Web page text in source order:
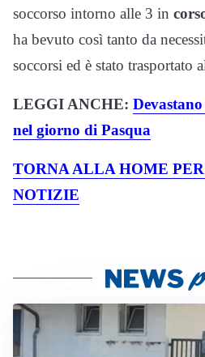
soccorso intorno alle 3 in
ha bevuto così tanto da
soccorsi ed è stato trasportato
LEGGI ANCHE:
nel giorno di Pasqua
TORNA ALLA HOME
NOTIZIE